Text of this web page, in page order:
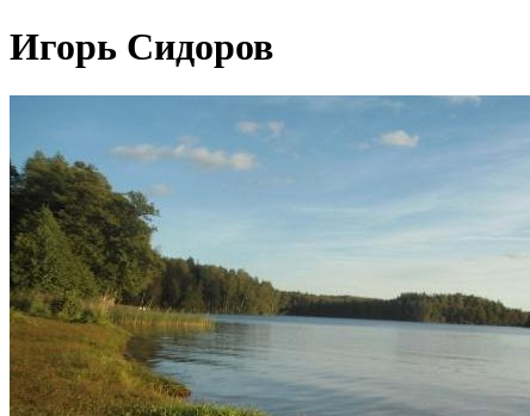
Игорь Сидоров